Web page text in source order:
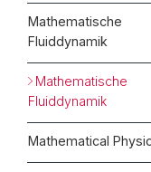
Mathematische
Fluiddynamik
Mathematische
Fluiddynamik
Mathematical